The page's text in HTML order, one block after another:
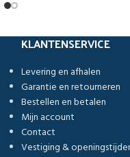
KLANTENSERVICE
Levering en afhalen
Garantie en retourneren
Bestellen en betalen
Mijn account
Contact
Vestiging &